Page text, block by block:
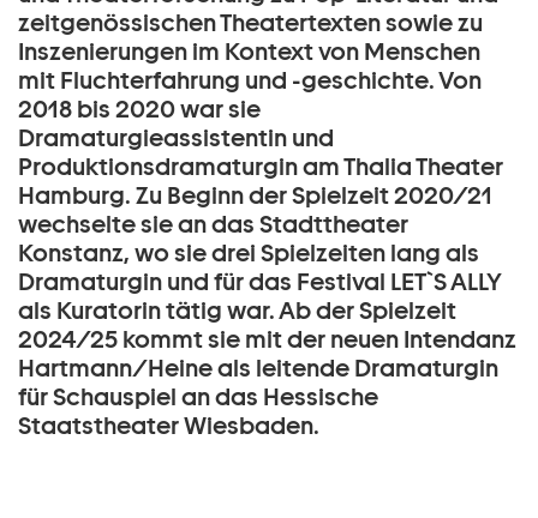
zeitgenössischen Theatertexten sowie zu
Inszenierungen im Kontext von Menschen
mit Fluchterfahrung und -geschichte. Von
2018 bis 2020 war sie
Dramaturgieassistentin und
Produktionsdramaturgin am Thalia Theater
Hamburg. Zu Beginn der Spielzeit 2020/21
wechselte sie an das Stadttheater
Konstanz, wo sie drei Spielzeiten lang als
Dramaturgin und für das Festival LET`S ALLY
als Kuratorin tätig war. Ab der Spielzeit
2024/25 kommt sie mit der neuen Intendanz
Hartmann/Heine als leitende Dramaturgin
für Schauspiel an das Hessische
Staatstheater Wiesbaden.